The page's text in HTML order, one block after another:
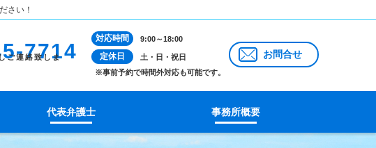
さい！
7714
対応時間 9:00～18:00
定休日
土・日・祝日
※事前予約で時間外対応も可能です。
お問合せ
代表弁護士 事務所概要